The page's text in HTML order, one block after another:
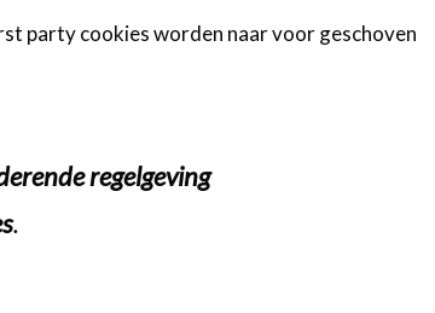
party cookies worden naar voor geschoven
regelgeving
.